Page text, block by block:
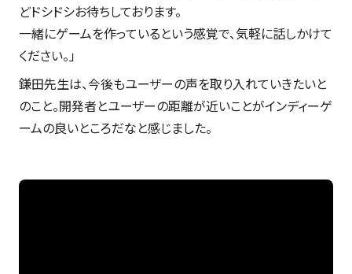
どドシドシお待ちしております。
一緒にゲームを作っているという感覚で、気軽に話しかけて
ください。」
鎌田先生は、今後もユーザーの声を取り入れていきたいと
のこと。開発者とユーザーの距離が近いことがインディーゲ
ームの良いところだなと感じました。